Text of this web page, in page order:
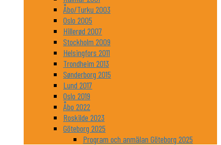
Åbo/Turku 2003
Oslo 2005
Hillerød 2007
Stockholm 2009
Helsingfors 2011
Trondheim 2013
Sønderborg 2015
Lund 2017
Oslo 2019
Åbo 2022
Roskilde 2023
Göteborg 2025
Program och anmälan Göteborg 2025